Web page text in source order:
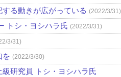
る動きが広がっている (2022/3/31)
トシ・ヨシハラ氏 (2022/3/31)
3/31)
を (2022/3/30)
研究員 トシ・ヨシハラ氏